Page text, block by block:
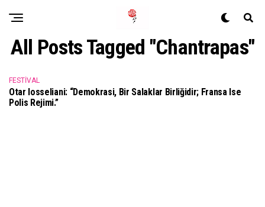
All Posts Tagged "Chantrapas"
FESTIVAL
Otar Iosseliani: “Demokrasi, Bir Salaklar Birliğidir; Fransa Ise
Polis Rejimi.”